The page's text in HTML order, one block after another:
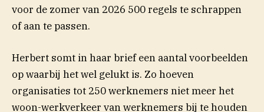
voor de zomer van 2026 500 regels te schrappen
of aan te passen.
Herbert somt in haar brief een aantal voorbeelden
op waarbij het wel gelukt is. Zo hoeven
organisaties tot 250 werknemers niet meer het
woon-werkverkeer van werknemers bij te houden